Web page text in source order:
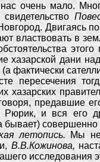
очень мало.
Двигаясь
властвовать в
хазарской дани
фактически
пересечения
хазарских
предавшие
и вся его
бывает)
летопись. Мы не
В.В.Кожинова,
исследования